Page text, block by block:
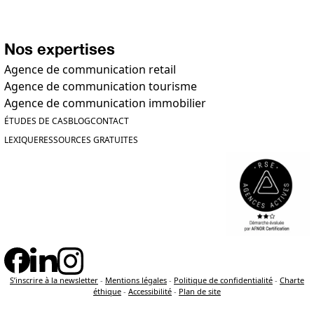
Nos expertises
Agence de communication retail
Agence de communication tourisme
Agence de communication immobilier
ÉTUDES DE CASBLOGCONTACT
LEXIQUERESSOURCES GRATUITES
S’inscrire à la newsletter - Mentions légales - Politique de confidentialité - Charte
éthique - Accessibilité - Plan de site